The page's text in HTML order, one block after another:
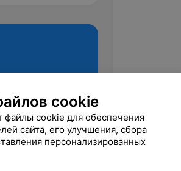
cookie
файлы cookie для обеспечения
сайта, его улучшения, сбора
персонализированных